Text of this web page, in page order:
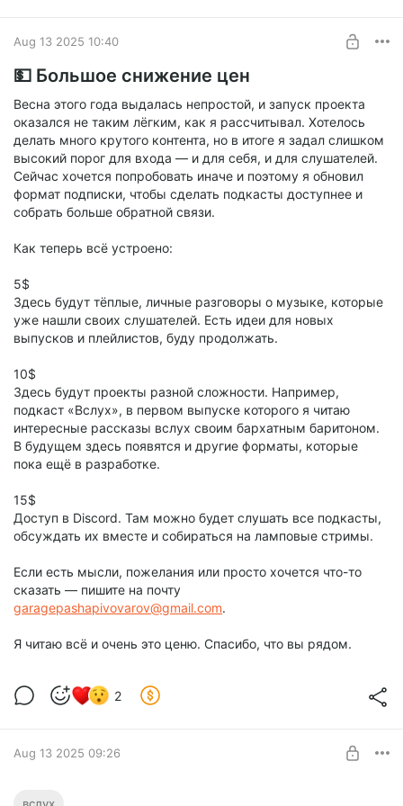
Aug 13 2025 10:40
💵 Большое снижение цен
Весна этого года выдалась непростой, и запуск проекта
оказался не таким лёгким, как я рассчитывал. Хотелось
делать много крутого контента, но в итоге я задал слишком
высокий порог для входа — и для себя, и для слушателей.
Сейчас хочется попробовать иначе и поэтому я обновил
формат подписки, чтобы сделать подкасты доступнее и
собрать больше обратной связи.
Как теперь всё устроено:
5$
Здесь будут тёплые, личные разговоры о музыке, которые
уже нашли своих слушателей. Есть идеи для новых
выпусков и плейлистов, буду продолжать.
10$
Здесь будут проекты разной сложности. Например,
подкаст «Вслух», в первом выпуске которого я читаю
интересные рассказы вслух своим бархатным баритоном.
В будущем здесь появятся и другие форматы, которые
пока ещё в разработке.
15$
Доступ в Discord. Там можно будет слушать все подкасты,
обсуждать их вместе и собираться на ламповые стримы.
Если есть мысли, пожелания или просто хочется что-то
сказать — пишите на почту
garagepashapivovarov@gmail.com.
Я читаю всё и очень это ценю. Спасибо, что вы рядом.
2
Aug 13 2025 09:26
Вслух №1. Рей Бредбери: Пустынные